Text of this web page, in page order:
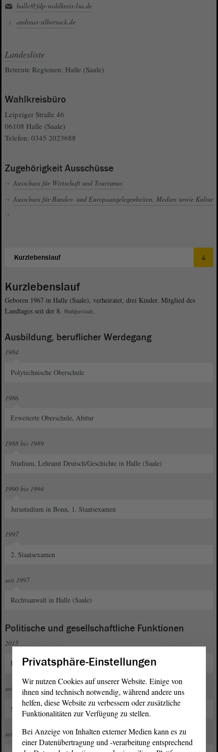
halle@fdp-wahlkreis-lsa.de
andreas-silbersack.de
Landesliste
Betreute Regionen: Halle (Saale)
Wahlkreisbüro
Leipziger Straße 46
06108 Halle (Saale)
Telefon: 0345 2023688
Zugehörigkeit Ausschüsse
Ausschuss für Wirtschaft und Tourismus
Ausschuss für Bundes- und Europaangelegenheiten, Medien sowie Kultur
Kurzlebenslauf
Geboren 1967 in Halle (Saale), verheiratet, drei Kinder. Mitglied des
Landtages seit der 8. Wahlperiode.
Ausbildung, beruflicher Werdegang
1984
Polytechnische Oberschule
1986
Erweiterte Oberschule, Abitur
1988 bis 1989
Studium, Lehramt Deutsch/Geschichte in Halle (Saale)
1990 bis 1994
Jurastudium in Bonn, 1. Staatsexamen
1997
2. Staatsexamen
seit 1997
Rechtsanwalt in Halle (Saale)
Politische und gesellschaftliche Funktionen
2015
Eintritt in die FDP und in den Kreisverband Halle
seit 2017
Stellvertretender Kreisvorsitzender im Kreisverband Halle
seit 2017
Privatsphäre-Einstellungen
Wir nutzen Cookies auf unserer Website. Einige von
ihnen sind technisch notwendig, während andere uns
helfen, diese Website zu verbessern oder zusätzliche
Funktionalitäten zur Verfügung zu stellen.
Bei Anzeige von Inhalten externer Medien kann es zu
einer Datenübertragung und -verarbeitung entsprechend